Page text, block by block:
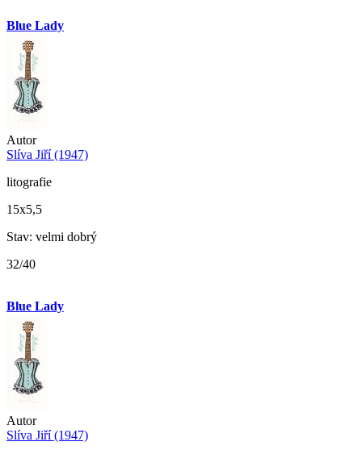
Blue Lady
Autor
Slíva Jiří (1947)
litografie
15x5,5
Stav: velmi dobrý
32/40
Blue Lady
Autor
Slíva Jiří (1947)